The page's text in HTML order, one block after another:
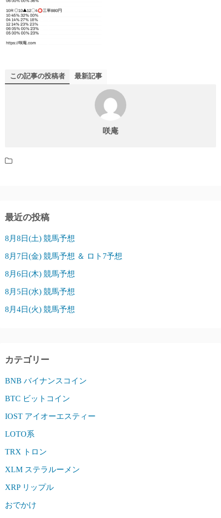
この記事の投稿者 最新記事
咲庵
最近の投稿
8月8日(土) 競馬予想
8月7日(金) 競馬予想 ＆ ロト7予想
8月6日(木) 競馬予想
8月5日(水) 競馬予想
8月4日(火) 競馬予想
カテゴリー
BNB バイナンスコイン
BTC ビットコイン
IOST アイオーエスティー
LOTO系
TRX トロン
XLM ステラルーメン
XRP リップル
おでかけ